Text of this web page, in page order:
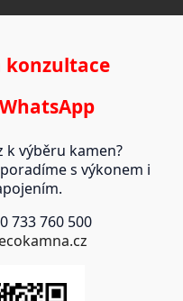
konzultace
k výběru kamen?
s výkonem i
733 760 500